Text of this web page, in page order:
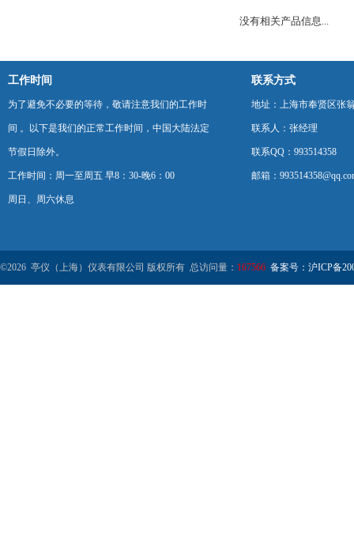
没有相关产品信息...
工作时间
为了避免不必要的等待，敬请注意我们的工作时
间 。以下是我们的正常工作时间，中国大陆法定
节假日除外。
工作时间：周一至周五 早8：30-晚6：00
周日、周六休息
联系方式
地址：上海市奉贤区张
联系人：张经理
联系QQ：993514358
邮箱：
©2026 亭仪（上海）仪表有限公司 版权所有 总访问量： 167566 备案号：沪ICP备